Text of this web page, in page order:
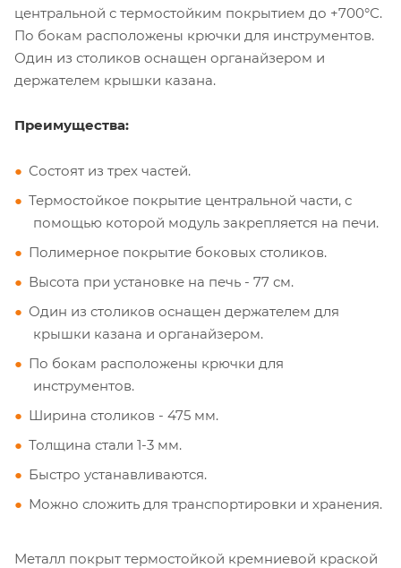
центральной с термостойким покрытием до +700°С.
По бокам расположены крючки для инструментов.
Один из столиков оснащен органайзером и
держателем крышки казана.
Преимущества:
Состоят из трех частей.
Термостойкое покрытие центральной части, с
помощью которой модуль закрепляется на печи.
Полимерное покрытие боковых столиков.
Высота при установке на печь - 77 см.
Один из столиков оснащен держателем для
крышки казана и органайзером.
По бокам расположены крючки для
инструментов.
Ширина столиков - 475 мм.
Толщина стали 1-3 мм.
Быстро устанавливаются.
Можно сложить для транспортировки и хранения.
Металл покрыт термостойкой кремниевой краской